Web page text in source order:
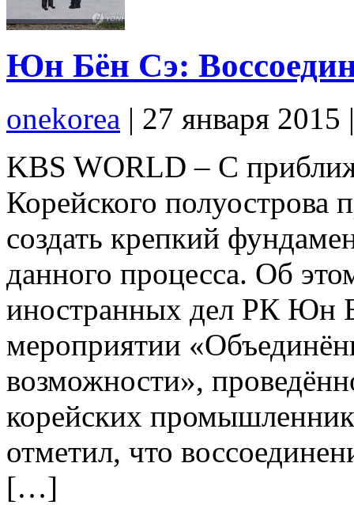
Юн Бён Сэ:
onekorea | 27 января 2015
KBS WORLD – С
Корейского полуострова
создать крепкий
данного процесса. Об
иностранных дел РК Юн
мероприятии
возможности»,
корейских
отметил, что
[…]